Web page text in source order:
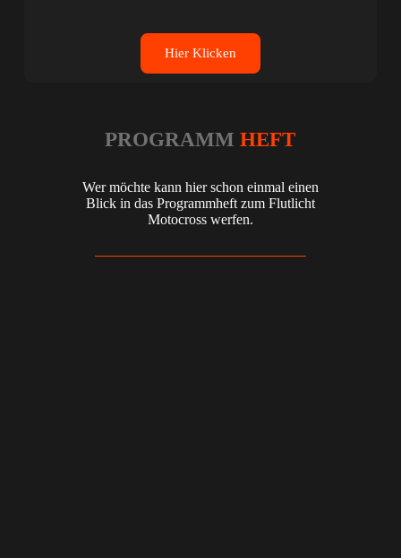
Hier Klicken
PROGRAMM HEFT
Wer möchte kann hier schon einmal einen
Blick in das Programmheft zum Flutlicht
Motocross werfen.